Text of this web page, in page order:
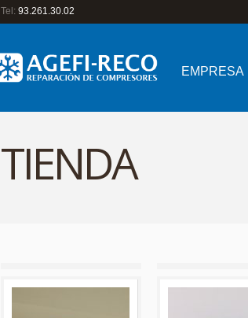
Tel: 93.261.30.02
EMPRESA
TIENDA